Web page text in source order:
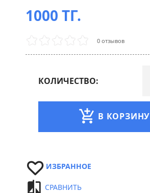
1000 ТГ.
0 отзывов
КОЛИЧЕСТВО:
В КОРЗИНУ
ИЗБРАННОЕ
СРАВНИТЬ